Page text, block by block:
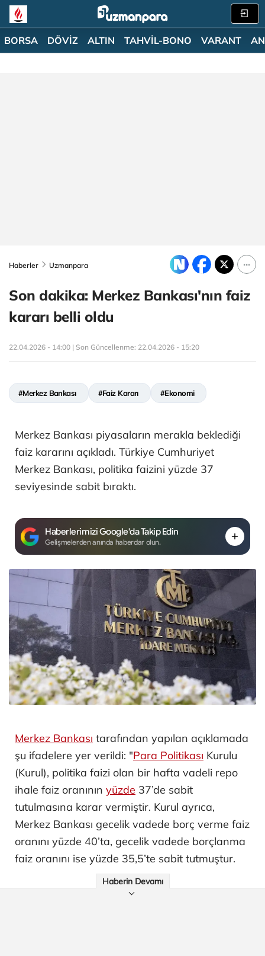
BORSA DÖVİZ ALTIN TAHVİL-BONO VARANT
Haberler Uzmanpara
Son dakika: Merkez Bankası'nın faiz
kararı belli oldu
22.04.2026 - 14:00 | Son Güncellenme: 22.04.2026 - 15:20
#Merkez Bankası #Faiz Kararı #Ekonomi
Merkez Bankası piyasaların merakla beklediği
faiz kararını açıkladı. Türkiye Cumhuriyet
Merkez Bankası, politika faizini yüzde 37
seviyesinde sabit bıraktı.
Haberlerimizi Google'da Takip Edin
Gelişmelerden anında haberdar olun.
Merkez Bankası tarafından yapılan açıklamada
şu ifadelere yer verildi: "Para Politikası Kurulu
(Kurul), politika faizi olan bir hafta vadeli repo
ihale faiz oranının yüzde 37’de sabit
tutulmasına karar vermiştir. Kurul ayrıca,
Merkez Bankası gecelik vadede borç verme faiz
oranını yüzde 40’ta, gecelik vadede borçlanma
faiz oranını ise yüzde 35,5’te sabit tutmuştur.
Haberin Devamı